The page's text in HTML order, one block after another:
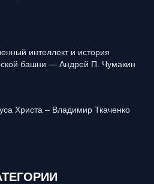
интеллект и история
башни — Андрей П. Чумакин
Христа – Владимир Ткаченко